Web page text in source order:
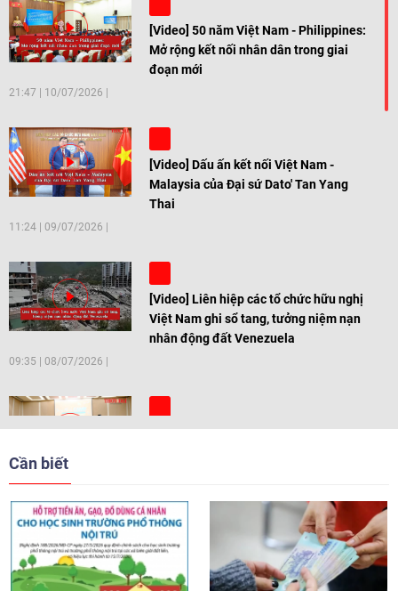
[Video] 50 năm Việt Nam - Philippines:
Mở rộng kết nối nhân dân trong giai
đoạn mới
21:47 10/07/2026
[Video] Dấu ấn kết nối Việt Nam -
Malaysia của Đại sứ Dato' Tan Yang
Thai
11:24 09/07/2026
[Video] Liên hiệp các tổ chức hữu nghị
Việt Nam ghi sổ tang, tưởng niệm nạn
nhân động đất Venezuela
09:35 08/07/2026
[Video] Trẻ em Đông Á cùng kiến tạo
[Video] Âm nhạc flamenco gắn kết văn
hoá Việt Nam - Tây Ban Nha
Cần biết